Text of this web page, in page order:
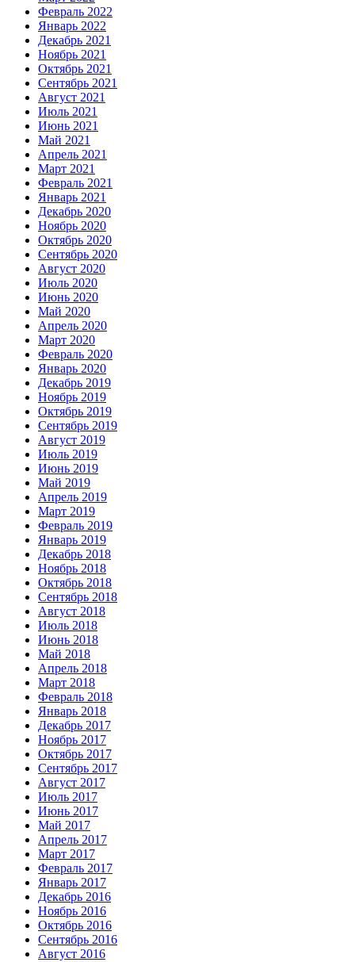
Февраль 2022
Январь 2022
Декабрь 2021
Ноябрь 2021
Октябрь 2021
Сентябрь 2021
Август 2021
Июль 2021
Июнь 2021
Май 2021
Апрель 2021
Март 2021
Февраль 2021
Январь 2021
Декабрь 2020
Ноябрь 2020
Октябрь 2020
Сентябрь 2020
Август 2020
Июль 2020
Июнь 2020
Май 2020
Апрель 2020
Март 2020
Февраль 2020
Январь 2020
Декабрь 2019
Ноябрь 2019
Октябрь 2019
Сентябрь 2019
Август 2019
Июль 2019
Июнь 2019
Май 2019
Апрель 2019
Март 2019
Февраль 2019
Январь 2019
Декабрь 2018
Ноябрь 2018
Октябрь 2018
Сентябрь 2018
Август 2018
Июль 2018
Июнь 2018
Май 2018
Апрель 2018
Март 2018
Февраль 2018
Январь 2018
Декабрь 2017
Ноябрь 2017
Октябрь 2017
Сентябрь 2017
Август 2017
Июль 2017
Июнь 2017
Май 2017
Апрель 2017
Март 2017
Февраль 2017
Январь 2017
Декабрь 2016
Ноябрь 2016
Октябрь 2016
Сентябрь 2016
Август 2016